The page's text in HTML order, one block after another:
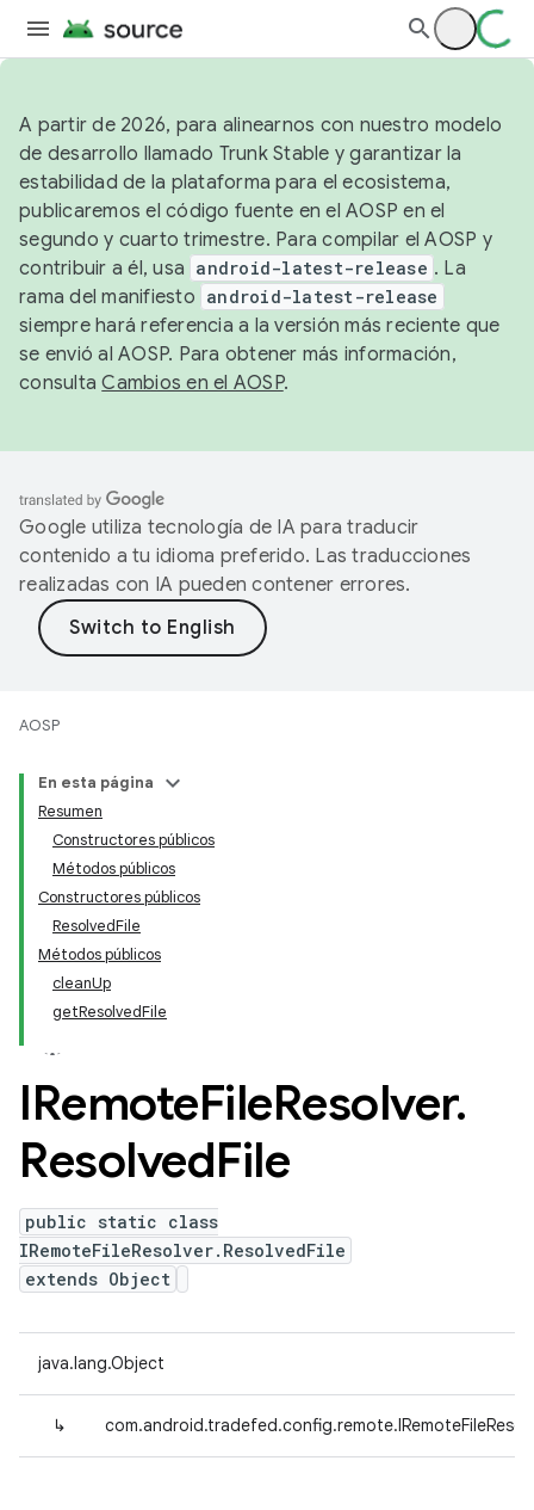
A partir de 2026, para alinearnos con nuestro modelo
de desarrollo llamado Trunk Stable y garantizar la
estabilidad de la plataforma para el ecosistema,
publicaremos el código fuente en el AOSP en el
segundo y cuarto trimestre. Para compilar el AOSP y
contribuir a él, usa android-latest-release . La
rama del manifiesto android-latest-release
siempre hará referencia a la versión más reciente que
se envió al AOSP. Para obtener más información,
consultaCambios en el AOSP.
Google utiliza tecnología de IA para traducir
contenido a tu idioma preferido. Las traducciones
realizadas con IA pueden contener errores.
AOSP
En esta página
Resumen
Constructores públicos
Métodos públicos
Constructores públicos
ResolvedFile
Métodos públicos
cleanUp
getResolvedFile
IRemoteFileResolver.
ResolvedFile
public static class
IRemoteFileResolver.ResolvedFile
extends Object
java.lang.Object
↳